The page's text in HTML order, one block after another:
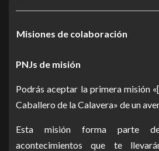
Misiones de colaboración
PNJs de misión
Podrás aceptar la primera misión
Caballero de la Calavera» de un
Esta misión forma parte
acontecimientos que te